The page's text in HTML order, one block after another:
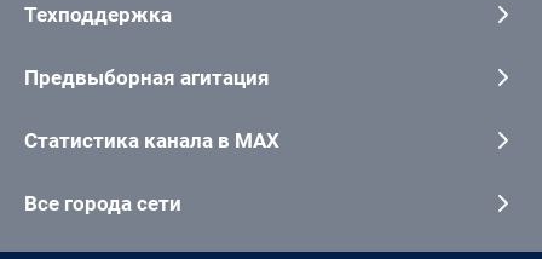
Техподдержка
Предвыборная агитация
Статистика канала в MAX
Все города сети